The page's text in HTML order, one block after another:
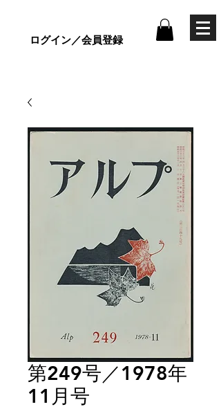
ログイン／会員登録
第249号／1978年
11月号